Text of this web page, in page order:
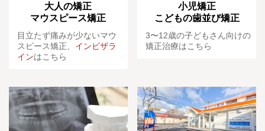
大人の矯正
マウスピース矯正
目立たず痛みが少ないマウ
スピース矯正、 インビザラ
インはこちら
小児矯正
こどもの歯並び矯正
3〜12歳の子どもさん向けの
矯正治療はこちら